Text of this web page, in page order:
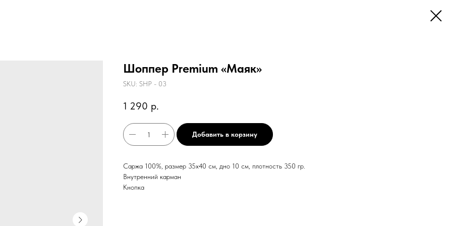
Шоппер Premium «Маяк»
SKU: SHP - 03
1 290 р.
Добавить в корзину
Саржа 100%, размер 35х40 см, дно 10 см, плотность 350 гр.
Внутренний карман
Кнопка